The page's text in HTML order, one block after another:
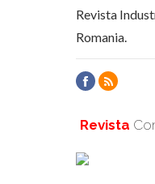
Revista
Romania.
Revista